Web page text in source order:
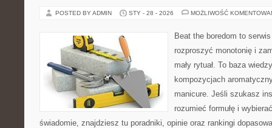
POSTED BY ADMIN STY - 28 - 2026 MOŻLIWOŚĆ
Beat the boredom to
rozproszyć monotonię i
mały rytuał. To baza
kompozycjach
manicure. Jeśli szukasz
rozumieć formułę i
świadomie, znajdziesz tu poradniki, opinie oraz rankingi